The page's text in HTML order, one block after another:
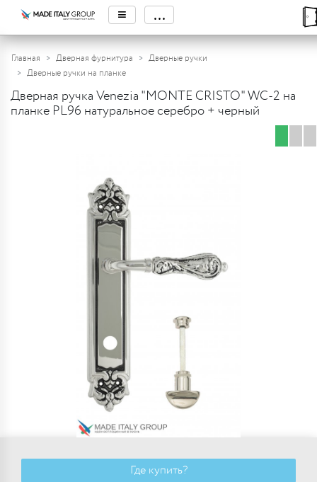
≡ ...
Главная Дверная фурнитура
Дверные ручки
Дверные ручки на планке
Дверная ручка Venezia "MONTE CRISTO" WC-2 на
планке PL96 натуральное серебро + черный
Где купить?